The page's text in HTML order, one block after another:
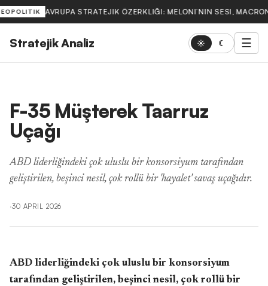
AVRUPA STRATEJIK ÖZERKLIĞI: MELONI’NIN SESI,
Stratejik Analiz ☀ ☾ ☰
F-35 Müşterek Taarruz
Uçağı
ABD liderliğindeki çok uluslu bir konsorsiyum tarafından
geliştirilen, beşinci nesil, çok rollü bir 'hayalet' savaş uçağıdır.
·30 APRIL 2026
ABD liderliğindeki çok uluslu bir konsorsiyum
tarafından geliştirilen, beşinci nesil, çok rollü bir